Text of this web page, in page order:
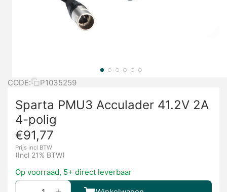
CODE: P1035259
Sparta PMU3 Acculader 41.2V 2A
4-polig
€91,77
Prijs incl BTW
(Incl 21% BTW)
Op voorraad, 5+ direct leverbaar